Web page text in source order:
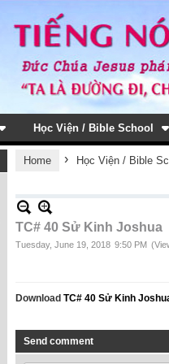
Học Viện / Bible School
Home › Học Viện / Bible
TC# 40 Sử Kinh Joshua
Tuesday, June 19, 2018 9:50 PM
Download TC# 40 Sử Kinh
Send comment